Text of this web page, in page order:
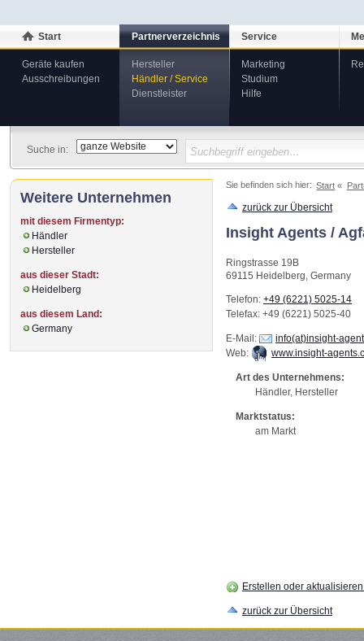
Start
Geräte kaufen
Ausschreibungen
Partnerverzeichnis
Hersteller
Händler / Service
Dienstleister
Service
Marketing
Studium
Hilfe
Suche in:
Sie befinden sich hier: Start
zurück zur Übersicht
Insight Agents /
Ringstrasse 19B
69115 Heidelberg, Germany
Telefon: +49 (6221) 5025-14
Telefax: +49 (6221) 5025-40
E-Mail:
info(at)insight-
Web:
www.insight-
Art des Unternehmens:
Händler, Hersteller
Marktstatus:
am Markt
Erstellen oder
zurück zur Übersicht
Weitere Unternehmen
mit diesem Firmentyp:
Händler
Hersteller
aus dieser Stadt:
Heidelberg
aus diesem Land:
Germany